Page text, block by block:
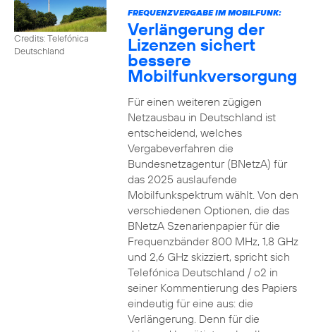
Credits: Telefónica
Deutschland
FREQUENZVERGABE IM MOBILFUNK:
Verlängerung der
Lizenzen sichert
bessere
Mobilfunkversorgung
Für einen weiteren zügigen
Netzausbau in Deutschland ist
entscheidend, welches
Vergabeverfahren die
Bundesnetzagentur (BNetzA) für
das 2025 auslaufende
Mobilfunkspektrum wählt. Von den
verschiedenen Optionen, die das
BNetzA Szenarienpapier für die
Frequenzbänder 800 MHz, 1,8 GHz
und 2,6 GHz skizziert, spricht sich
Telefónica Deutschland / o2 in
seiner Kommentierung des Papiers
eindeutig für eine aus: die
Verlängerung. Denn für die